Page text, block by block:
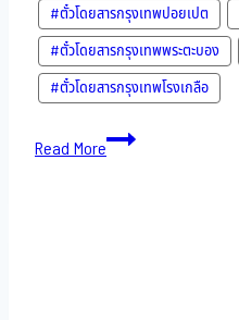
#ตั๋วโดยสารกรุงเทพปอยเปต
#ตั๋วโดยสารกรุงเทพพระตะบอง
#ตั๋วโดยสารกรุงเทพโรงเกลือ
Read MoreBus
to